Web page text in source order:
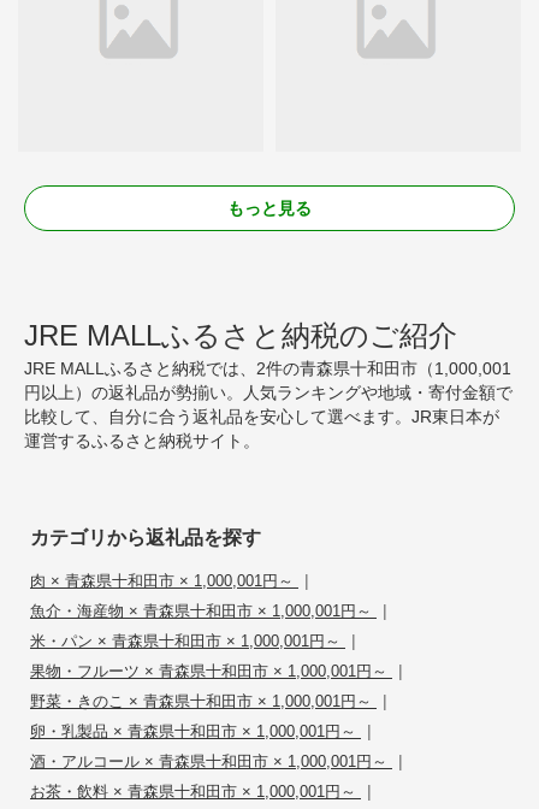
もっと見る
JRE MALLふるさと納税のご紹介
JRE MALLふるさと納税では、2件の青森県十和田市（1,000,001
円以上）の返礼品が勢揃い。人気ランキングや地域・寄付金額で
比較して、自分に合う返礼品を安心して選べます。JR東日本が
運営するふるさと納税サイト。
カテゴリから返礼品を探す
肉 × 青森県十和田市 × 1,000,001円～ |
魚介・海産物 × 青森県十和田市 × 1,000,001円～ |
米・パン × 青森県十和田市 × 1,000,001円～ |
果物・フルーツ × 青森県十和田市 × 1,000,001円～ |
野菜・きのこ × 青森県十和田市 × 1,000,001円～ |
卵・乳製品 × 青森県十和田市 × 1,000,001円～ |
酒・アルコール × 青森県十和田市 × 1,000,001円～ |
お茶・飲料 × 青森県十和田市 × 1,000,001円～ |